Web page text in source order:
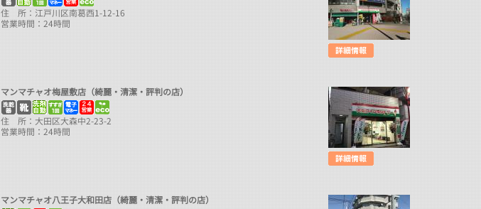
住 所：江戸川区南葛西1-12-16
営業時間：24時間
マンマチャオ梅屋敷店（綺麗・清潔・評判の店）
住 所：大田区大森中2-23-2
営業時間：24時間
マンマチャオ八王子大和田店（綺麗・清潔・評判の店）